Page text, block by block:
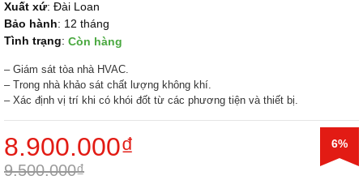
Xuất xứ: Đài Loan
Bảo hành: 12 tháng
Tình trạng: Còn hàng
– Giám sát tòa nhà HVAC.
– Trong nhà khảo sát chất lượng không khí.
– Xác định vị trí khi có khói đốt từ các phương tiện và thiết bị.
8.900.000₫
9.500.000₫
6%